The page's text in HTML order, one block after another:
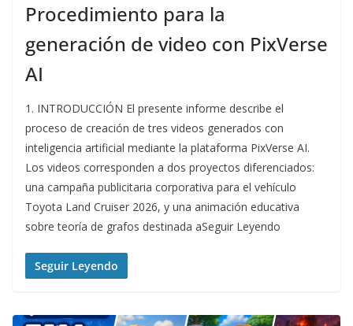
Procedimiento para la
generación de video con PixVerse
AI
1. INTRODUCCIÓN El presente informe describe el
proceso de creación de tres videos generados con
inteligencia artificial mediante la plataforma PixVerse AI.
Los videos corresponden a dos proyectos diferenciados:
una campaña publicitaria corporativa para el vehículo
Toyota Land Cruiser 2026, y una animación educativa
sobre teoría de grafos destinada aSeguir Leyendo
Seguir Leyendo